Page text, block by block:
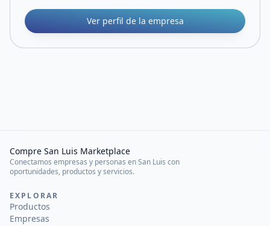
Ver perfil de la empresa
Compre San Luis Marketplace
Conectamos empresas y personas en San Luis con
oportunidades, productos y servicios.
EXPLORAR
Productos
Empresas